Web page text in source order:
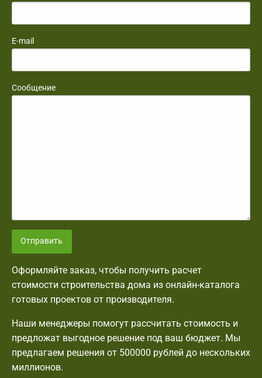
E-mail
Сообщение
Отправить
Оформляйте заказ, чтобы получить расчет
стоимости строительства дома из онлайн-каталога
готовых проектов от производителя.
Наши менеджеры помогут рассчитать стоимость и
предложат выгодное решение под ваш бюджет. Мы
предлагаем решения от 500000 рублей до нескольких
миллионов.